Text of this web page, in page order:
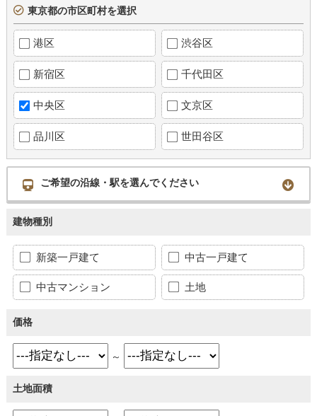
東京都の市区町村を選択
港区 渋谷区
新宿区 千代田区
中央区 文京区
品川区 世田谷区
ご希望の沿線・駅を選んでください
建物種別
新築一戸建て 中古一戸建て
中古マンション 土地
価格
～
土地面積